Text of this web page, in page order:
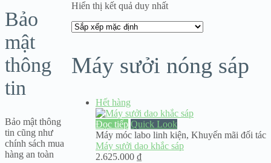
Hiển thị kết quả duy nhất
Máy sưởi nóng sáp
Hết hàng
Đọc tiếp Quick Look
Máy móc labo linh kiện, Khuyến mãi đối tác
Máy sưởi dao khắc sáp
2.625.000 ₫
Bảo
mật
thông
tin
Bảo mật thông
tin cũng như
chính sách mua
hàng an toàn